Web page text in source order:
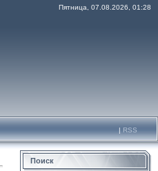
Пятница, 07.08.2026, 01:28
| RSS
Поиск